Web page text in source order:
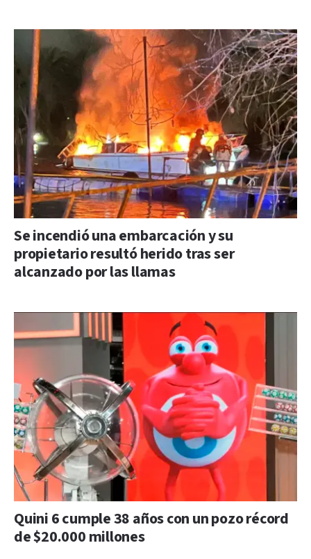
Se incendió una embarcación y su
propietario resultó herido tras ser
alcanzado por las llamas
Quini 6 cumple 38 años con un pozo récord
de $20.000 millones